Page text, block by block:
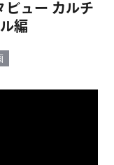
ュー カルチ
編